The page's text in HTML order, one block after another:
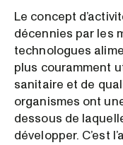
Le concept
décennies par les
technologues
plus couramment
sanitaire et de
organismes ont
dessous de
développer. C’est